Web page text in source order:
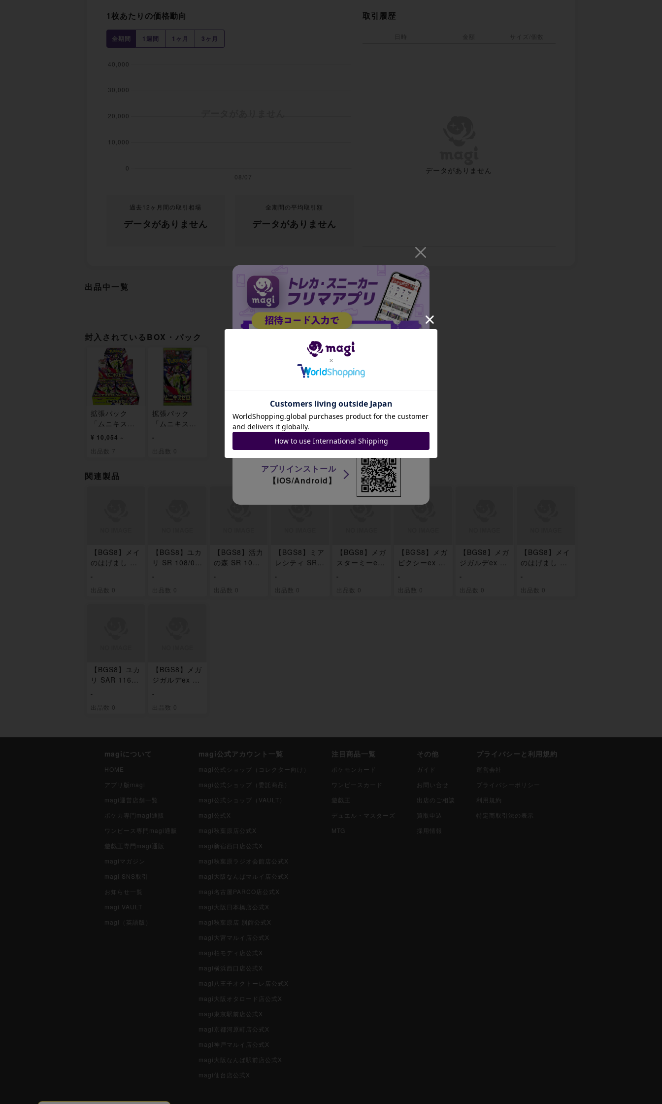
1枚あたりの価格動向
全期間 1週間 1ヶ月 3ヶ月
過去12ヶ月間の取引相場
データがありません
全期間の平均取引額
データがありません
取引履歴
日時 金額 サイズ/個数
データがありません
出品中一覧
出品がありません
封入されているBOX・パック
拡張パック
「ムニキスゼ
ロ」 未開封BO
¥ 10,054 ~
出品数 7
拡張パック
「ムニキスゼ
-
出品数 0
関連製品
【BGS8】メイ
のはげまし SR
-
出品数 0
【BGS8】ユカ
リ SR 108/08
-
出品数 0
【BGS8】活力
の森 SR 109/0
-
出品数 0
【BGS8】ミア
レシティ SR 1
-
出品数 0
【BGS8】メガ
スターミーex
-
出品数 0
【BGS8】メガ
ピクシーex SA
-
出品数 0
【BGS8】メガ
ジガルデex SA
-
出品数 0
【BGS8】メイ
のはげまし SA
-
出品数 0
【BGS8】ユカ
リ SAR 116/0
-
出品数 0
【BGS8】メガ
ジガルデex M
-
出品数 0
magiについて
HOME
アプリ版magi
magi運営店舗一覧
ポケカ専門magi通販
ワンピース専門magi通販
遊戯王専門magi通販
magiマガジン
magi SNS取引
お知らせ一覧
magi VAULT
magi（英語版）
magi公式アカウント一覧
magi公式ショップ（コレクター向け）
magi公式ショップ（委託商品）
magi公式ショップ（VAULT）
magi公式X
magi秋葉原店公式X
magi新宿西口店公式X
magi秋葉原ラジオ会館店公式X
magi大阪なんばマルイ店公式X
magi名古屋PARCO店公式X
magi大阪日本橋店公式X
magi秋葉原店 別館公式X
magi大宮マルイ店公式X
magi柏モディ店公式X
magi横浜西口店公式X
magi八王子オクトーレ店公式X
magi大阪オタロード店公式X
magi東京駅前店公式X
magi京都河原町店公式X
magi神戸マルイ店公式X
magi大阪なんば駅前店公式X
magi仙台店公式X
注目商品一覧
ポケモンカード
ワンピースカード
遊戯王
デュエル・マスターズ
MTG
その他
ガイド
お問い合せ
出店のご相談
買取申込
採用情報
プライバシーと利用規約
運営会社
プライバシーポリシー
利用規約
特定商取引法の表示
招待コード
JA9XS8
アプリインストール
【iOS/Android】